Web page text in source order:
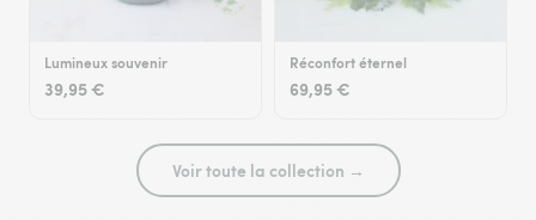
Lumineux souvenir
39,95 €
Réconfort éternel
69,95 €
Voir toute la collection →